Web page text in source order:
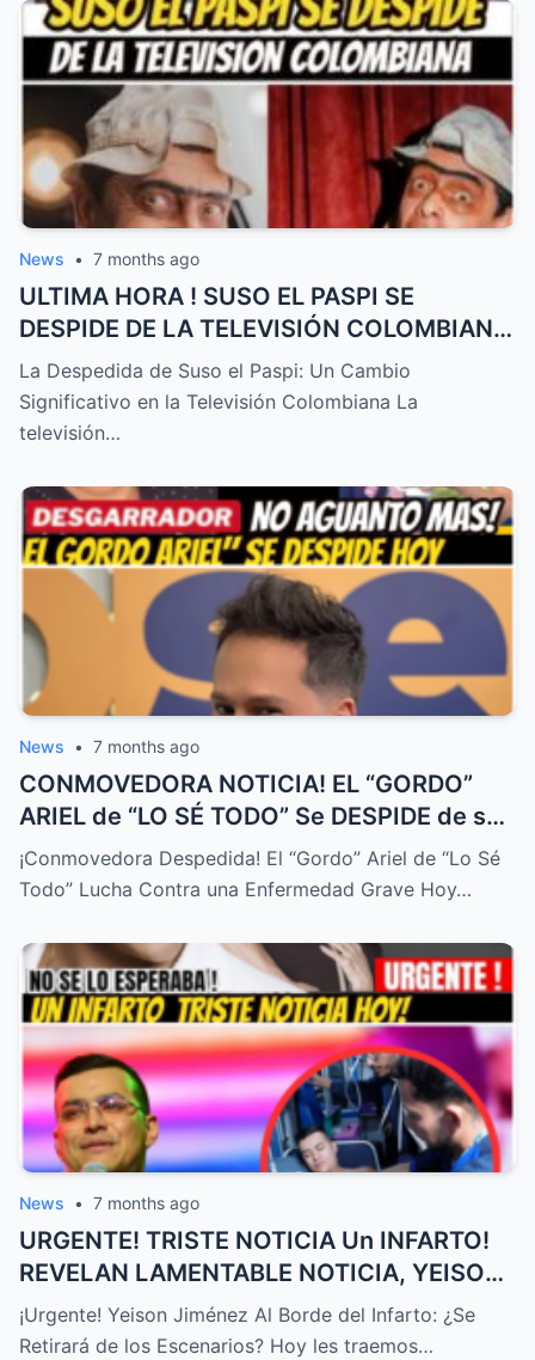
News • 7 months ago
ULTIMA HORA ! SUSO EL PASPI SE
DESPIDE DE LA TELEVISIÓN COLOMBIANA
! TRISTE NOTICIA HOY – HTT
La Despedida de Suso el Paspi: Un Cambio
Significativo en la Televisión Colombiana La
televisión…
News • 7 months ago
CONMOVEDORA NOTICIA! EL “GORDO”
ARIEL de “LO SÉ TODO” Se DESPIDE de su
FAMILIA HOY! DURA ENFERMEDAD! – HTT
¡Conmovedora Despedida! El “Gordo” Ariel de “Lo Sé
Todo” Lucha Contra una Enfermedad Grave Hoy…
News • 7 months ago
URGENTE! TRISTE NOTICIA Un INFARTO!
REVELAN LAMENTABLE NOTICIA, YEISON
JIMÉNEZ HOY, ÚLTIMA HORA! – HTT
¡Urgente! Yeison Jiménez Al Borde del Infarto: ¿Se
Retirará de los Escenarios? Hoy les traemos…